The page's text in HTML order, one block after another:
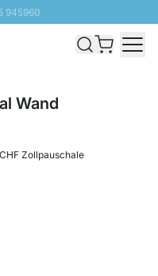
945960
300 CHF
Wand
Zollpauschale